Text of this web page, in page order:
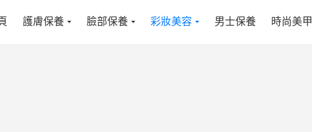
護膚保養 臉部保養 彩妝美容 男士保養 時尚美甲